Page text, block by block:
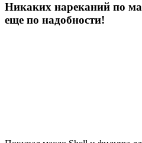
Никаких нареканий по
еще по надобности!